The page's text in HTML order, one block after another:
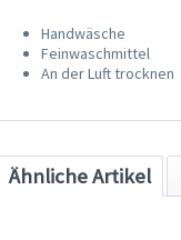
Handwäsche
Feinwaschmittel
An der Luft trocknen
Ähnliche Artikel